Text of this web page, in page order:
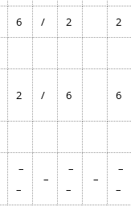
6 / 2 2
2 / 6 6
–
–
–
–
–
–
–
–